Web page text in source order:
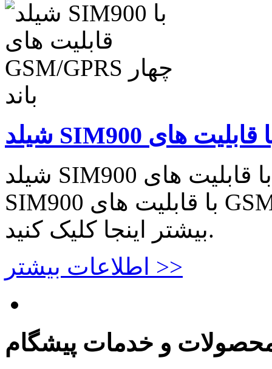
شیلد SIM900 با قابلیت های GSM/GPRS چهار باند شیلد
SIM900 با قابلیت های GSM/GPRS چهار باند برای اطلاعات
بیشتر اینجا کلیک کنید.
اطلاعات بیشتر >>
و خدمات پیشگام